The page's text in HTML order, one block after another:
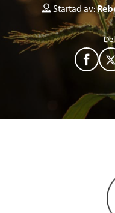
Startad av:
F
c